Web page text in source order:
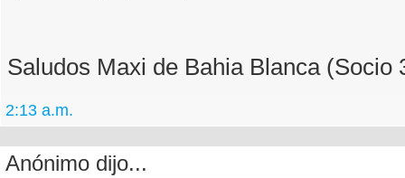
Saludos Maxi de Bahia Blanca (Socio
2:13 a.m.
Anónimo dijo...